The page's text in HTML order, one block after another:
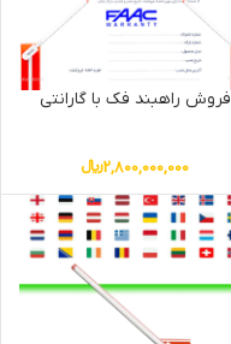
فروش راهبند فک با گارانتی
2,800,000,000﷼